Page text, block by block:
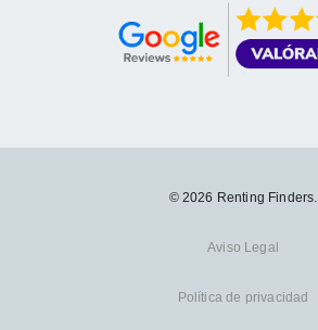
© 2026 Renting Finders.
Aviso Legal
Política de privacidad